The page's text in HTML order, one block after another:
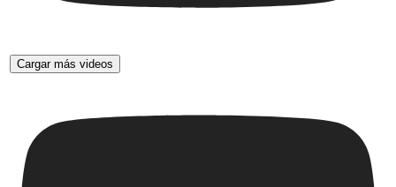
Cargar más videos